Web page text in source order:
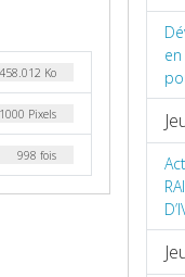
458.012 Ko
Pixels
998 fois